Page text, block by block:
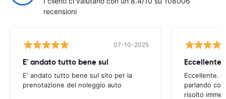
recensioni
07-10-2025
E' andato tutto bene sul
E' andato tutto bene sul sito per la
prenotazione del noleggio auto
Eccellente.
parlando
risolto